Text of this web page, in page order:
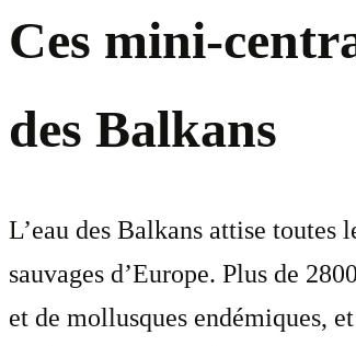
Ces mini-
des Balkans
L’eau des Balkans attise
sauvages d’Europe. Plus de
et de mollusques endémiques,